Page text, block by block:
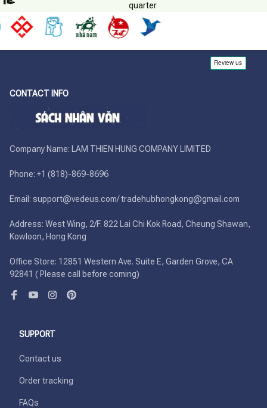
quarter
CONTACT INFO
Company Name: LAM THIEN HUNG COMPANY LIMITED
Phone: +1 (818)-869-8696
Email: support@vedeus.com/ tradehubhongkong@gmail.com
Address: West Wing, 2/F. 822 Lai Chi Kok Road, Cheung Shawan,
Kowloon, Hong Kong
Office Store: 12851 Western Ave. Suite E, Garden Grove, CA
92841 ( Please call before coming)
SUPPORT
Contact us
Order tracking
FAQs